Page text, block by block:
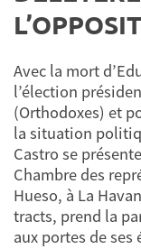
Avec la mort
l’élection
(Orthodoxes) et
la situation
Castro se
Chambre des
Hueso, à La
tracts, prend la
aux portes de ses